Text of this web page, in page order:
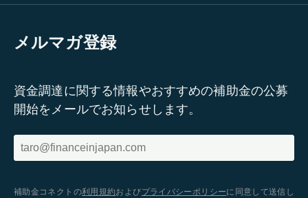
メルマガ登録
資金調達に関する情報やおすすめの補助金の公募
開始をメールでお知らせします。
補助金コネクトの利用規約およびプライバシーポリシーに同意して送信し